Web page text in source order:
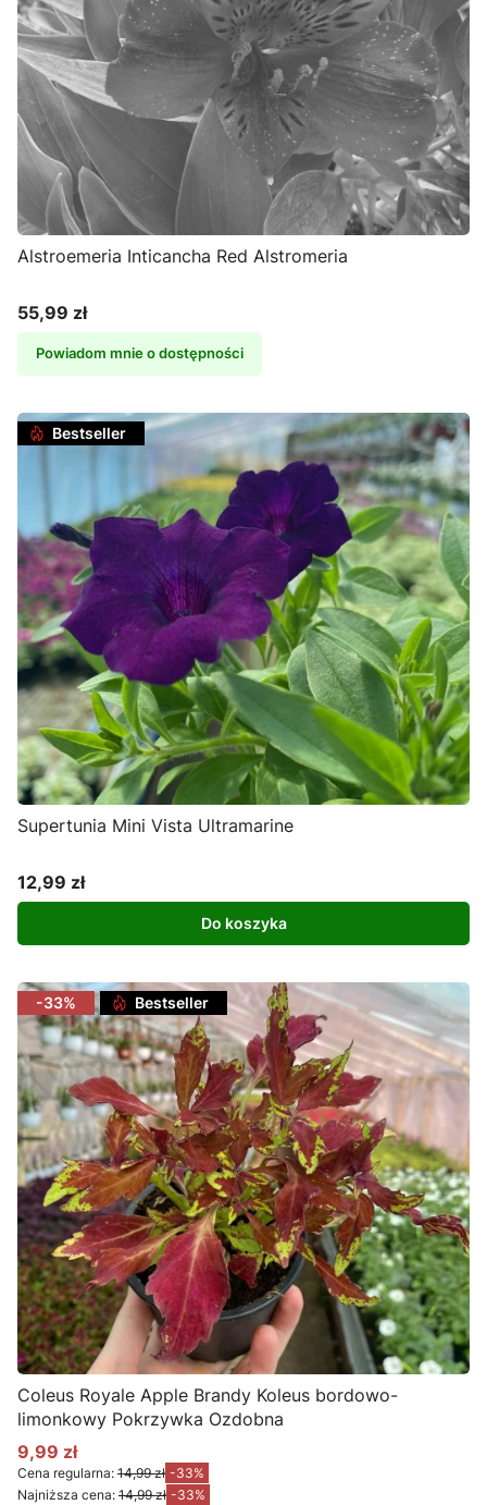
Alstroemeria Inticancha Red Alstromeria
Cena
55,99 zł
Powiadom mnie o dostępności
Bestseller
Supertunia Mini Vista Ultramarine
Cena
12,99 zł
Do koszyka
-33% Bestseller
Coleus Royale Apple Brandy Koleus bordowo-
limonkowy Pokrzywka Ozdobna
Cena promocyjna
9,99 zł
Cena regularna: 14,99 zł -33%
Najniższa cena: 14,99 zł -33%